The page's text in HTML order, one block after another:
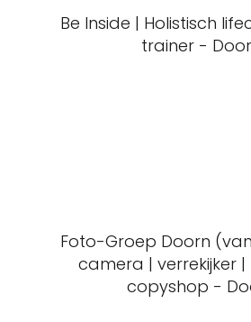
Be Inside | Holistisch
trainer -
Foto-Groep Doorn
camera | verrekijker
copyshop -